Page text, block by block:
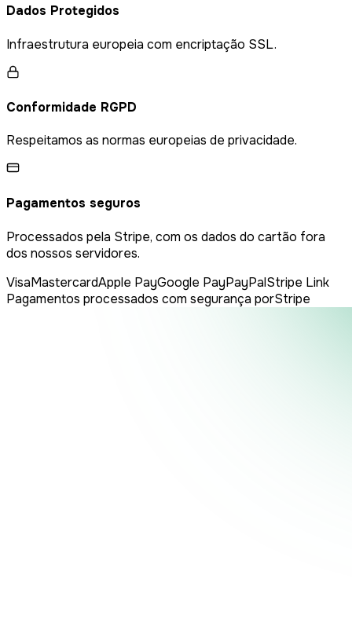
Dados Protegidos
Infraestrutura europeia com encriptação SSL.
Conformidade RGPD
Respeitamos as normas europeias de privacidade.
Pagamentos seguros
Processados pela Stripe, com os dados do cartão fora
dos nossos servidores.
VisaMastercardApple PayGoogle PayPayPalStripe Link
Pagamentos processados com segurança porStripe